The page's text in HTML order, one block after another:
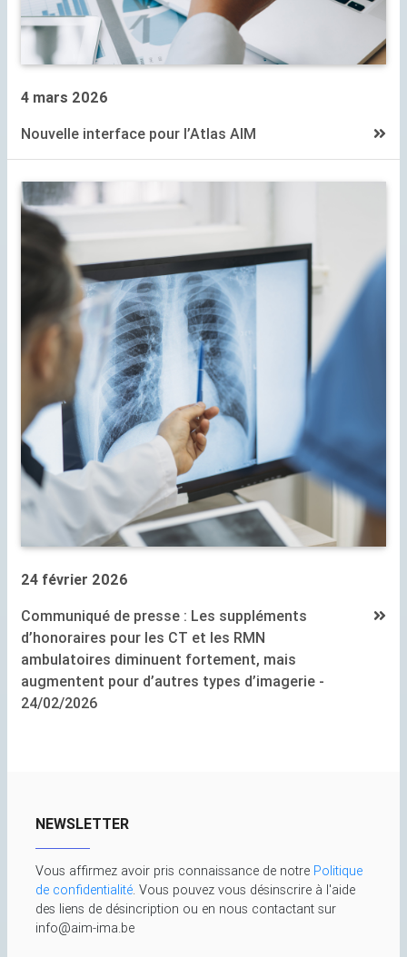
4 mars 2026
Nouvelle interface pour l’Atlas AIM
24 février 2026
Communiqué de presse : Les suppléments
d’honoraires pour les CT et les RMN
ambulatoires diminuent fortement, mais
augmentent pour d’autres types d’imagerie -
24/02/2026
NEWSLETTER
Vous affirmez avoir pris connaissance de notre Politique
de confidentialité. Vous pouvez vous désinscrire à l'aide
des liens de désincription ou en nous contactant sur
info@aim-ima.be